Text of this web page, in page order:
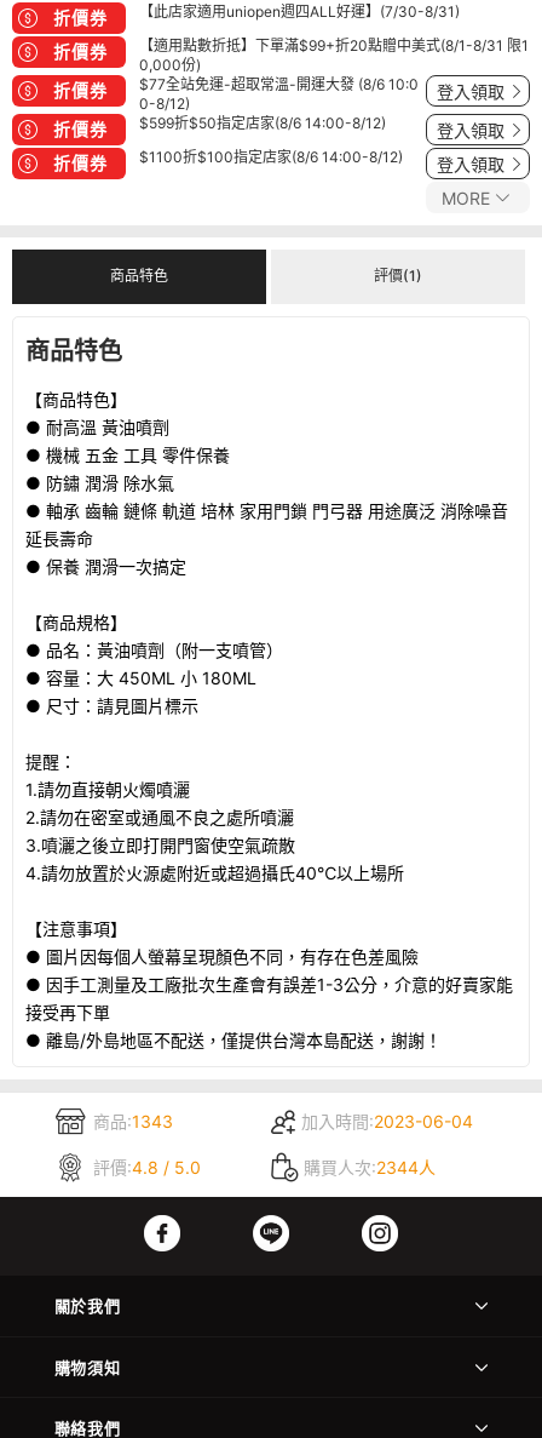
折價券 【此店家適用uniopen週四ALL好運】(7/30-8/31)
折價券
【適用點數折抵】下單滿$99+折20點贈中美式(8/1-8/31 限1
0,000份)
折價券
$77全站免運-超取常溫-開運大發 (8/6 10:0
0-8/12)
登入領取
折價券 $599折$50指定店家(8/6 14:00-8/12) 登入領取
折價券 $1100折$100指定店家(8/6 14:00-8/12) 登入領取
MORE
商品特色 評價(1)
商品特色
【商品特色】
● 耐高溫 黃油噴劑
● 機械 五金 工具 零件保養
● 防鏽 潤滑 除水氣
● 軸承 齒輪 鏈條 軌道 培林 家用門鎖 門弓器 用途廣泛 消除噪音
延長壽命
● 保養 潤滑一次搞定
【商品規格】
● 品名：黃油噴劑（附一支噴管）
● 容量：大 450ML 小 180ML
● 尺寸：請見圖片標示
提醒：
1.請勿直接朝火燭噴灑
2.請勿在密室或通風不良之處所噴灑
3.噴灑之後立即打開門窗使空氣疏散
4.請勿放置於火源處附近或超過攝氏40℃以上場所
【注意事項】
● 圖片因每個人螢幕呈現顏色不同，有存在色差風險
● 因手工測量及工廠批次生產會有誤差1-3公分，介意的好賣家能
接受再下單
● 離島/外島地區不配送，僅提供台灣本島配送，謝謝！
商品:1343 加入時間:2023-06-04
評價:4.8 / 5.0 購買人次:2344人
關於我們
購物須知
聯絡我們